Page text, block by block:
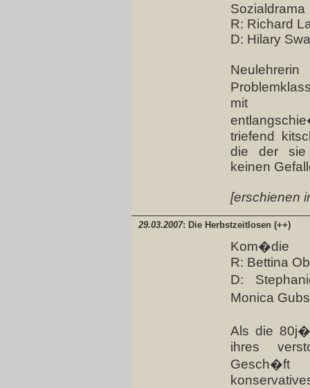
Sozialdrama
R: Richard
D: Hilary
mit
triefend
die der sie
keinen
[erschienen
29.03.2007: Die Herbstzeitlosen (++)
Kom�die
R: Bettina
D:
Monica
Als die
ihres
Gesch�ft